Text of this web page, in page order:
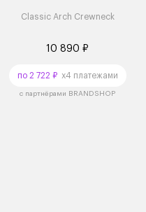
Classic Arch Crewneck
10 890 ₽
по 2 722 ₽x4 платежами
с партнёрами BRANDSHOP